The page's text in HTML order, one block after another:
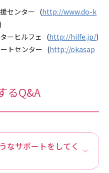
センター (http://www.do-k
ーヒルフェ (http://hilfe.jp/)
トセンター (http://okasap
るQ&A
なサポートをしてく